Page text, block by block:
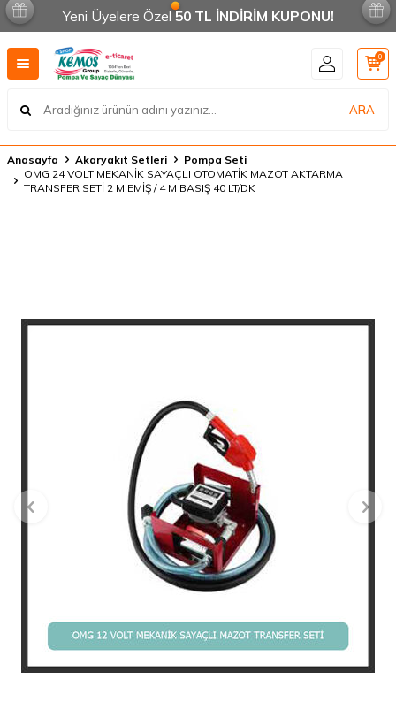
Yeni Üyelere Özel 50 TL İNDİRİM KUPONU!
ARA
0
Anasayfa Akaryakıt Setleri
Pompa Seti
OMG 24 VOLT MEKANİK SAYAÇLI OTOMATİK MAZOT AKTARMA
TRANSFER SETİ 2 M EMİŞ / 4 M BASIŞ 40 LT/DK